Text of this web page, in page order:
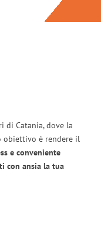
di Catania, dove la
obiettivo è rendere il
e conveniente
con ansia la tua